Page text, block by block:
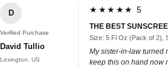
D
Verified Purchase
David Tullio
Lexington, US
★★★★★ 5
THE BEST
Size: 5 Fl Oz (Pack of 2),
My sister-in-law turned
keep this on hand now